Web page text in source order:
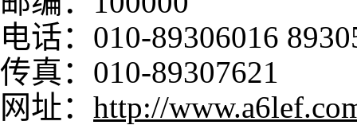
电话：010-89306016
传真：010-89307621
网址： http://